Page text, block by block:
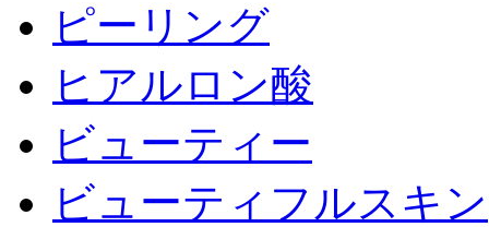
ピーリング
ヒアルロン酸
ビューティー
ビューティフルスキン